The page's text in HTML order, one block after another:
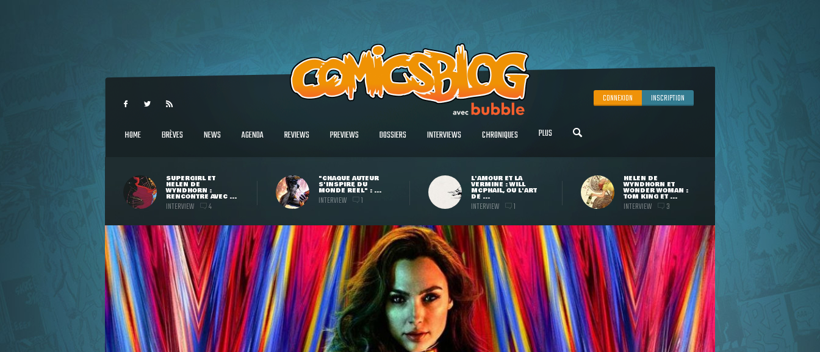
CONNEXION INSCRIPTION
HOME BRÈVES NEWS AGENDA REVIEWS PREVIEWS DOSSIERS INTERVIEWS CHRONIQUES PLUS
SUPERGIRL ET
HELEN DE
WYNDHORN :
RENCONTRE AVEC ...
INTERVIEW 4
"CHAQUE AUTEUR
S'INSPIRE DU
MONDE RÉEL" : ...
INTERVIEW 1
L'AMOUR ET LA
VERMINE : WILL
MCPHAIL, OU L'ART
DE ...
INTERVIEW 1
HELEN DE
WYNDHORN ET
WONDER WOMAN :
TOM KING ET ...
INTERVIEW 3